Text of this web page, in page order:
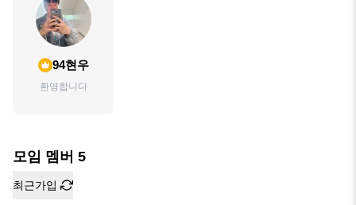
94현우
환영합니다
모임 멤버 5
최근가입